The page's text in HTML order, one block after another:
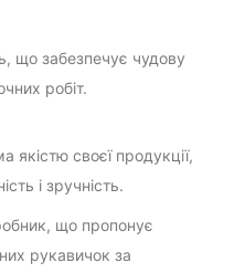
що забезпечує чудову
робіт.
якістю своєї продукції,
і зручність.
що пропонує
рукавичок за